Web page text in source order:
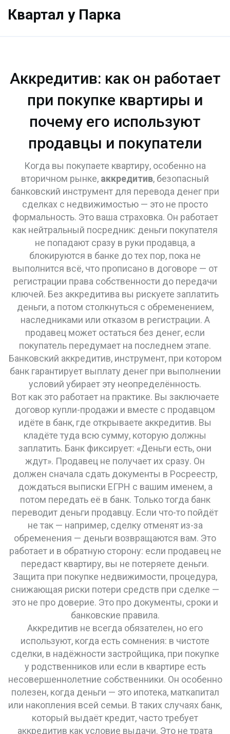
Квартал у Парка
Аккредитив: как он работает
при покупке квартиры и
почему его используют
продавцы и покупатели
Когда вы покупаете квартиру, особенно на
вторичном рынке, аккредитив, безопасный
банковский инструмент для перевода денег при
сделках с недвижимостью — это не просто
формальность. Это ваша страховка. Он работает
как нейтральный посредник: деньги покупателя
не попадают сразу в руки продавца, а
блокируются в банке до тех пор, пока не
выполнится всё, что прописано в договоре — от
регистрации права собственности до передачи
ключей. Без аккредитива вы рискуете заплатить
деньги, а потом столкнуться с обременением,
наследниками или отказом в регистрации. А
продавец может остаться без денег, если
покупатель передумает на последнем этапе.
Банковский аккредитив, инструмент, при котором
банк гарантирует выплату денег при выполнении
условий убирает эту неопределённость.
Вот как это работает на практике. Вы заключаете
договор купли-продажи и вместе с продавцом
идёте в банк, где открываете аккредитив. Вы
кладёте туда всю сумму, которую должны
заплатить. Банк фиксирует: «Деньги есть, они
ждут». Продавец не получает их сразу. Он
должен сначала сдать документы в Росреестр,
дождаться выписки ЕГРН с вашим именем, а
потом передать её в банк. Только тогда банк
переводит деньги продавцу. Если что-то пойдёт
не так — например, сделку отменят из-за
обременения — деньги возвращаются вам. Это
работает и в обратную сторону: если продавец не
передаст квартиру, вы не потеряете деньги.
Защита при покупке недвижимости, процедура,
снижающая риски потери средств при сделке —
это не про доверие. Это про документы, сроки и
банковские правила.
Аккредитив не всегда обязателен, но его
используют, когда есть сомнения: в чистоте
сделки, в надёжности застройщика, при покупке
у родственников или если в квартире есть
несовершеннолетние собственники. Он особенно
полезен, когда деньги — это ипотека, маткапитал
или накопления всей семьи. В таких случаях банк,
который выдаёт кредит, часто требует
аккредитив как условие выдачи. Это не трата